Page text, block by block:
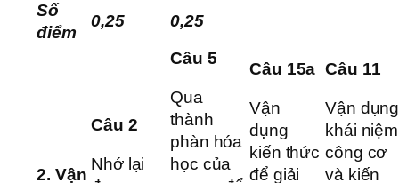
Số
điểm
0,25 0,25
2. Vận
Câu 2
Nhớ lại
Câu 5
Qua
thành
phàn hóa
học của
Câu 15a
Vận
dụng
kiến thức
để giải
Câu 11
Vận dụng
khái niệm
công cơ
và kiến